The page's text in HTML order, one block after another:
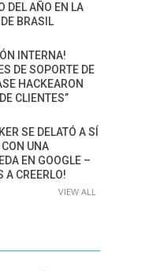
DEL AÑO EN LA
BRASIL
INTERNA!
DE SOPORTE DE
HACKEARON
CLIENTES”
SE DELATÓ A SÍ
UNA
EN GOOGLE –
A CREERLO!
VIEW ALL